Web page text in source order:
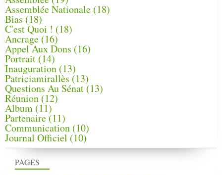
PAGES
Assemblée Nationale (18)
Bias (18)
C'est Quoi ! (18)
Ancrage (16)
Appel Aux Dons (16)
Portrait (14)
Inauguration (13)
Patriciamirallès (13)
Questions Au Sénat(13)
Réunion (12)
Album (11)
Partenaire(11)
Communication (10)
Journal Officiel (10)